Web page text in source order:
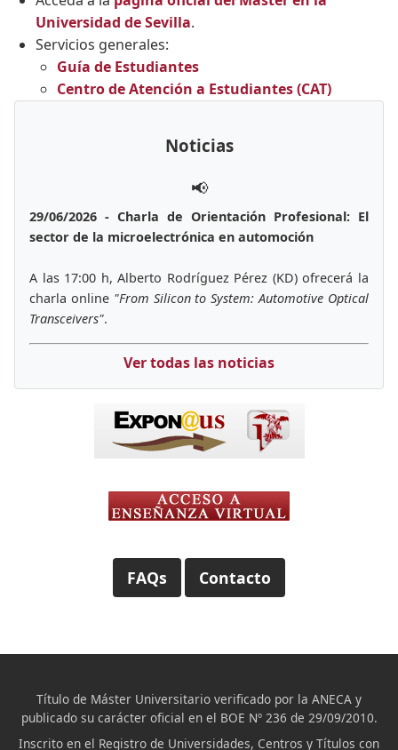
Universidad de Sevilla.
Servicios generales:
Guía de Estudiantes
Centro de Atención a Estudiantes (CAT)
Noticias
📢
29/06/2026 - Charla de Orientación Profesional: El
sector de la microelectrónica en automoción
A las 17:00 h, Alberto Rodríguez Pérez (KD) ofrecerá la
charla online "From Silicon to System: Automotive Optical
Transceivers".
Ver todas las noticias
FAQs Contacto
Título de Máster Universitario verificado por la ANECA y
publicado su carácter oficial en el BOE Nº 236 de 29/09/2010.
Inscrito en el Registro de Universidades, Centros y Títulos con